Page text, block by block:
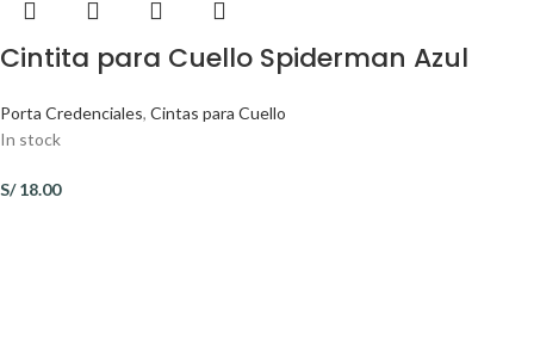
Cintita para Cuello Spiderman Azul
Porta Credenciales, Cintas para Cuello
In stock
S/18.00